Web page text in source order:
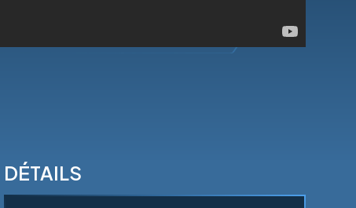
DÉTAILS